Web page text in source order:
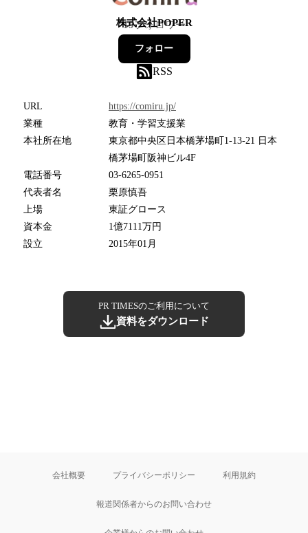
株式会社POPER
19フォロワー
フォロー
RSS
URL
https://comiru.jp/
業種
教育・学習支援業
本社所在地
東京都中央区日本橋茅場町1-13-21 日本
橋茅場町阪神ビル4F
電話番号
03-6265-0951
代表者名
栗原慎吾
上場
東証グロース
資本金
1億7111万円
設立
2015年01月
PR TIMESのご利用について
資料をダウンロード
会社概要 プライバシーポリシー 利用規約
報道関係者からのお問い合わせ